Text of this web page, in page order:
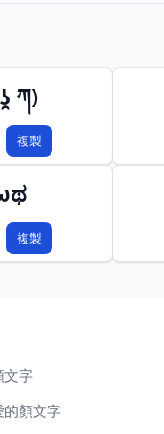
ཀ)
複製
複製
文字
的顏文字